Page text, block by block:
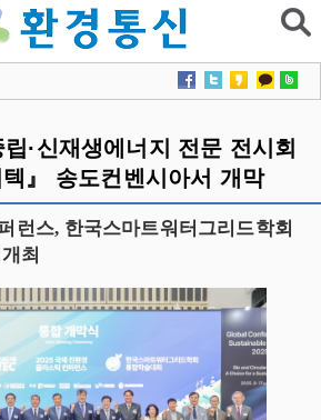
·신재생에너지 전문 전시회
텍』 송도컨벤시아서 개막
런스, 한국스마트워터그리드학회
최